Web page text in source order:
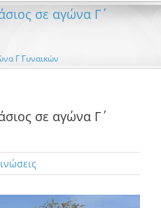
σε αγώνα Γ΄
Γ΄ Γυναικών
σε αγώνα Γ΄